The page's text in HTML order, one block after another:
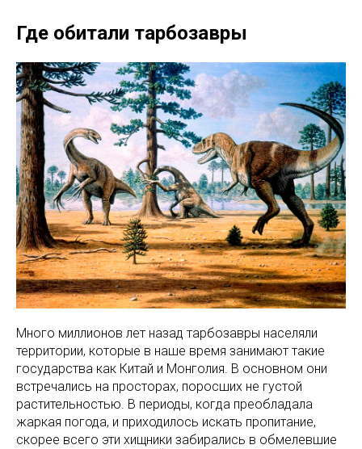
Где обитали тарбозавры
Много миллионов лет назад тарбозавры населяли
территории, которые в наше время занимают такие
государства как Китай и Монголия. В основном они
встречались на просторах, поросших не густой
растительностью. В периоды, когда преобладала
жаркая погода, и приходилось искать пропитание,
скорее всего эти хищники забирались в обмелевшие